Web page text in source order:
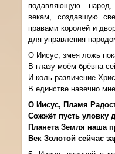
подавляющую
векам, создавшую
правами королей и
для управления
О Иисус, змея ложь
В глазу моём брёвна
И коль различение
В единстве навечно
О Иисус, Пламя
Сожжёт пусть уловку
Планета Земля наша
Век Золотой сейчас